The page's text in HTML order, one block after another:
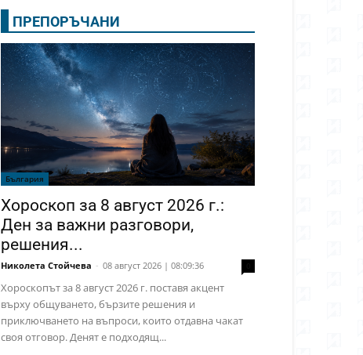
ПРЕПОРЪЧАНИ
България
Хороскоп за 8 август 2026 г.:
Ден за важни разговори,
решения...
Николета Стойчева - 08 август 2026 | 08:09:36
Хороскопът за 8 август 2026 г. поставя акцент
върху общуването, бързите решения и
приключването на въпроси, които отдавна чакат
своя отговор. Денят е подходящ...